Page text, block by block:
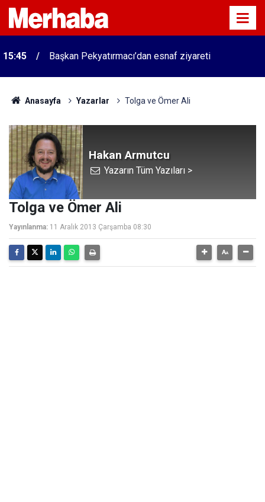
15:45 Başkan Pekyatırmacı’dan esnaf ziyareti
Anasayfa Yazarlar Tolga ve Ömer Ali
Hakan Armutcu
Yazarın Tüm Yazıları >
Tolga ve Ömer Ali
Yayınlanma: 11 Aralık 2013 Çarşamba 08:30